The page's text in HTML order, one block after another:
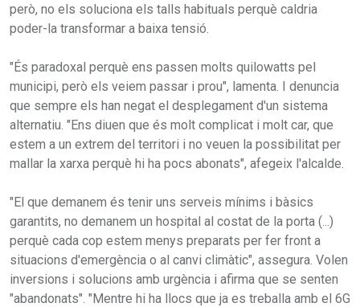
però, no els soluciona els talls habituals perquè caldria
poder-la transformar a baixa tensió.
"És paradoxal perquè ens passen molts quilowatts pel
municipi, però els veiem passar i prou", lamenta. I denuncia
que sempre els han negat el desplegament d'un sistema
alternatiu. "Ens diuen que és molt complicat i molt car, que
estem a un extrem del territori i no veuen la possibilitat per
mallar la xarxa perquè hi ha pocs abonats", afegeix l'alcalde.
"El que demanem és tenir uns serveis mínims i bàsics
garantits, no demanem un hospital al costat de la porta (...)
perquè cada cop estem menys preparats per fer front a
situacions d'emergència o al canvi climàtic", assegura. Volen
inversions i solucions amb urgència i afirma que se senten
"abandonats". "Mentre hi ha llocs que ja es treballa amb el 6G